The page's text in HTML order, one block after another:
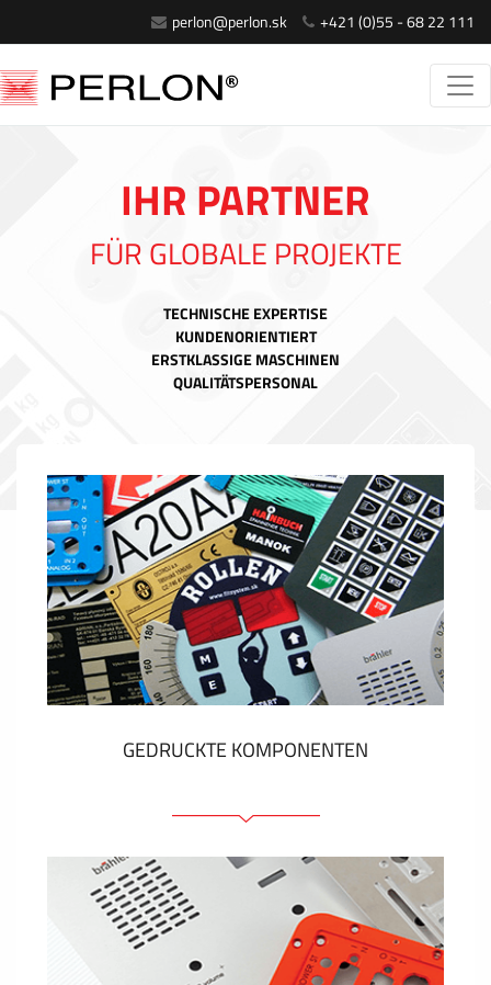
perlon@perlon.sk +421 (0)55 - 68 22 111
IHR PARTNER
FÜR GLOBALE PROJEKTE
TECHNISCHE EXPERTISE
KUNDENORIENTIERT
ERSTKLASSIGE MASCHINEN
QUALITÄTSPERSONAL
GEDRUCKTE KOMPONENTEN
Folienschilder
Folientastaturen
Metallschilder
Aufkleber und Etiketten